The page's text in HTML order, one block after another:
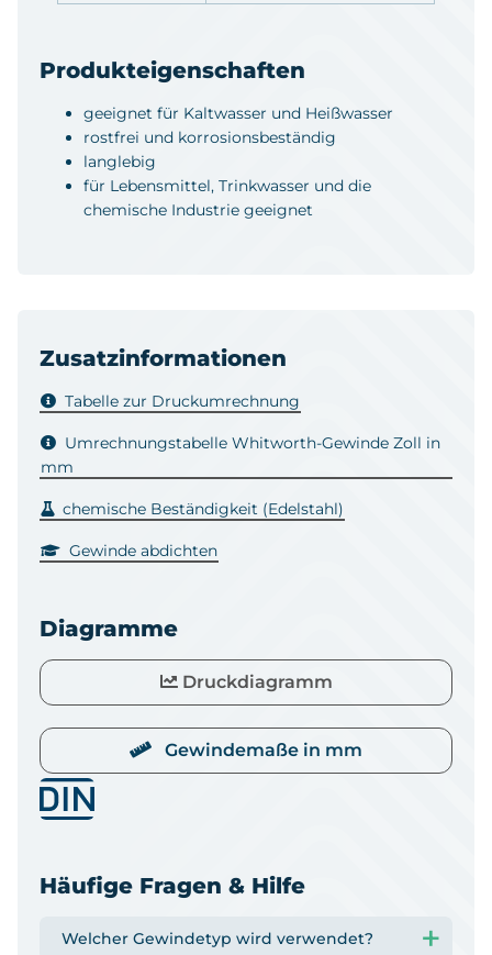
Produkteigenschaften
geeignet für Kaltwasser und Heißwasser
rostfrei und korrosionsbeständig
langlebig
für Lebensmittel, Trinkwasser und die
chemische Industrie geeignet
Zusatzinformationen
Tabelle zur Druckumrechnung
Umrechnungstabelle Whitworth-Gewinde Zoll in
mm
chemische Beständigkeit (Edelstahl)
Gewinde abdichten
Diagramme
Druckdiagramm
Gewindemaße in mm
Häufige Fragen & Hilfe
Welcher Gewindetyp wird verwendet?